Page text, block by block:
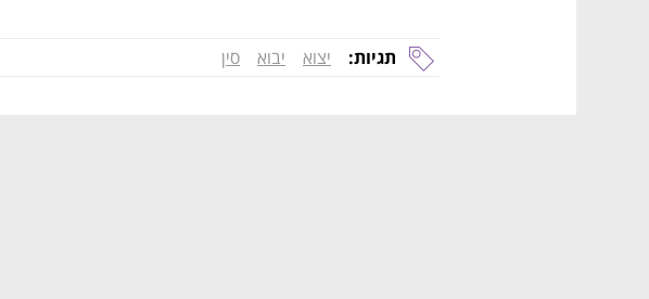
תגיות: יצוא יבוא סין